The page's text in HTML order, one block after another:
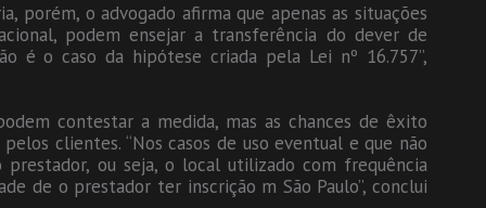
porém, o advogado afirma que apenas as situações
podem ensejar a transferência do dever de
é o caso da hipótese criada pela Lei nº 16.757”,
contestar a medida, mas as chances de êxito
clientes. “Nos casos de uso eventual e que não
ou seja, o local utilizado com frequência
de o prestador ter inscrição m São Paulo”, conclui